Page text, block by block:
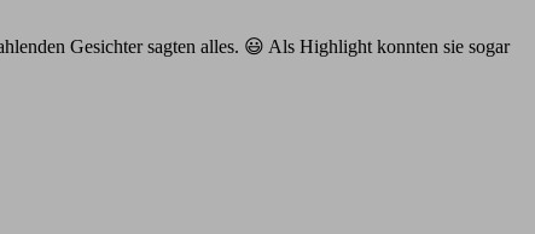
Gesichter sagten alles. 😃 Als Highlight konnten sie sogar